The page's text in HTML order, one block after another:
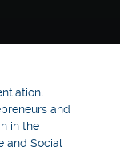
and
in the
and Social